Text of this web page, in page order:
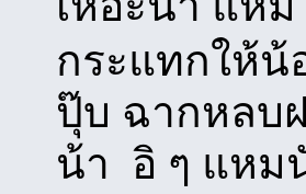
กระแทกให้
ปุ๊บ ฉากหลบ
น้า อิ ๆ แหม